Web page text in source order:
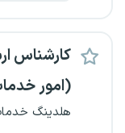
کارشناس
(امور
هلدینگ